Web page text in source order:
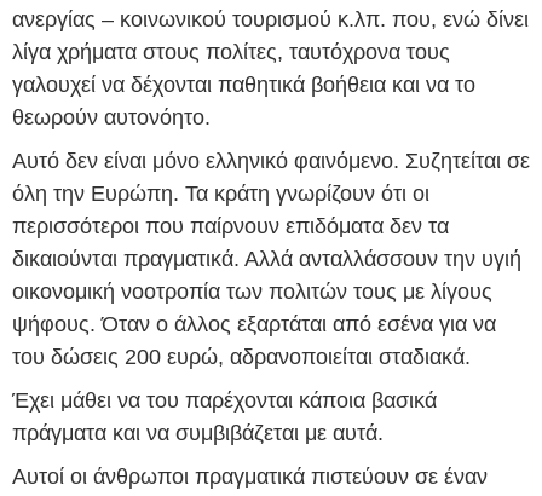
ανεργίας – κοινωνικού τουρισμού κ.λπ. που, ενώ δίνει
λίγα χρήματα στους πολίτες, ταυτόχρονα τους
γαλουχεί να δέχονται παθητικά βοήθεια και να το
θεωρούν αυτονόητο.
Αυτό δεν είναι μόνο ελληνικό φαινόμενο. Συζητείται σε
όλη την Ευρώπη. Τα κράτη γνωρίζουν ότι οι
περισσότεροι που παίρνουν επιδόματα δεν τα
δικαιούνται πραγματικά. Αλλά ανταλλάσσουν την υγιή
οικονομική νοοτροπία των πολιτών τους με λίγους
ψήφους. Όταν ο άλλος εξαρτάται από εσένα για να
του δώσεις 200 ευρώ, αδρανοποιείται σταδιακά.
Έχει μάθει να του παρέχονται κάποια βασικά
πράγματα και να συμβιβάζεται με αυτά.
Αυτοί οι άνθρωποι πραγματικά πιστεύουν σε έναν